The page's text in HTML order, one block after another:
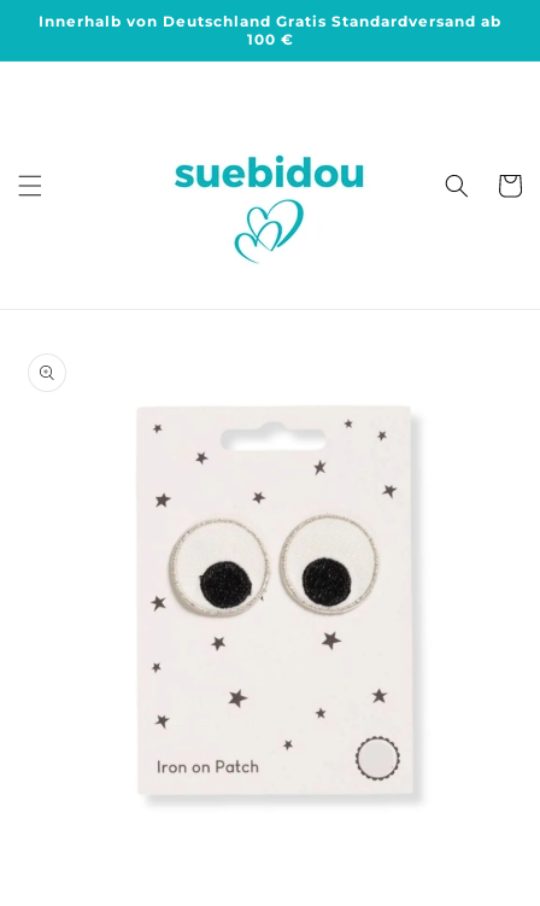
zum
Innerhalb von Deutschland Gratis Standardversand ab
100 €